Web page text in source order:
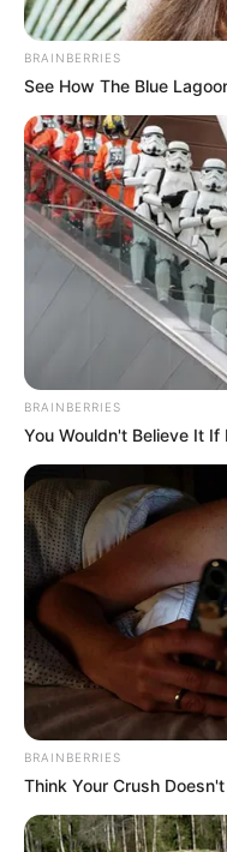
BRAINBERRIES
See How The Blue
BRAINBERRIES
You Wouldn't Believe It
BRAINBERRIES
Think Your Crush